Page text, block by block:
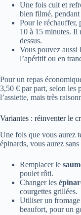
Une fois cuit et
bien filmé,
Pour le réchauffer,
10 à 15 minutes. Il
dessus.
Vous pouvez aussi
l’apéritif ou en
Pour un repas
3,50 € par part, selon les
l’assiette, mais très
Variantes : réinventer le
Une fois que vous aurez
épinards, vous aurez
Remplacer le
poulet rôti.
Changer les
courgettes grillées.
Utiliser un
beaufort, pour un